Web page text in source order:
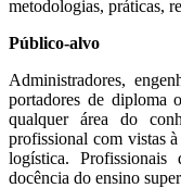
metodologias, práticas,
Público-alvo
Administradores,
portadores de diploma
qualquer área do
profissional com vistas
logística. Profissionais
docência do ensino